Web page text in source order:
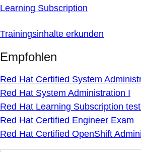
Learning Subscription
Trainingsinhalte erkunden
Empfohlen
Red Hat Certified System
Red Hat System Administration I
Red Hat Learning Subscription
Red Hat Certified Engineer Exam
Red Hat Certified OpenShift